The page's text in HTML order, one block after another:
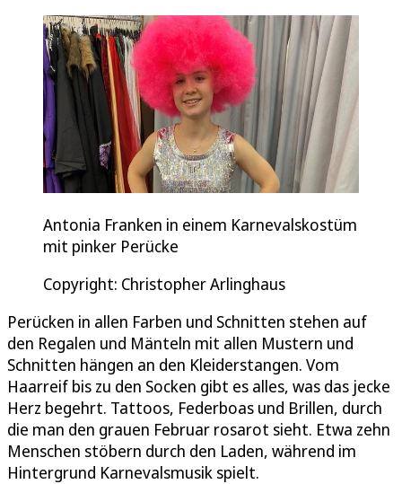
Antonia Franken in einem Karnevalskostüm
mit pinker Perücke
Copyright: Christopher Arlinghaus
Perücken in allen Farben und Schnitten stehen auf
den Regalen und Mänteln mit allen Mustern und
Schnitten hängen an den Kleiderstangen. Vom
Haarreif bis zu den Socken gibt es alles, was das jecke
Herz begehrt. Tattoos, Federboas und Brillen, durch
die man den grauen Februar rosarot sieht. Etwa zehn
Menschen stöbern durch den Laden, während im
Hintergrund Karnevalsmusik spielt.